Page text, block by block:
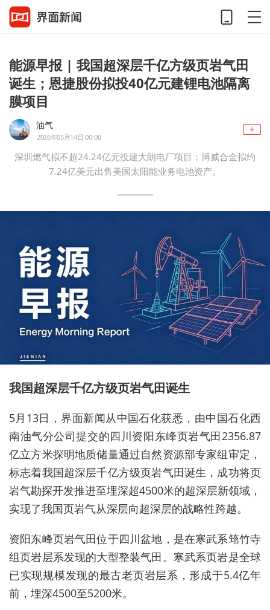
能源早报 | 我国超深层千亿方级页岩气田
诞生；恩捷股份拟投40亿元建锂电池隔离
膜项目
油气
2026年05月14日 00:00
深圳燃气拟不超24.24亿元投建大朗电厂项目；博威合金拟约
7.24亿美元出售美国太阳能业务电池资产。
我国超深层千亿方级页岩气田诞生
5月13日，界面新闻从中国石化获悉，由中国石化西
南油气分公司提交的四川资阳东峰页岩气田2356.87
亿立方米探明地质储量通过自然资源部专家组审定，
标志着我国超深层千亿方级页岩气田诞生，成功将页
岩气勘探开发推进至埋深超4500米的超深层新领域，
实现了我国页岩气从深层向超深层的战略性跨越。
资阳东峰页岩气田位于四川盆地，是在寒武系筇竹寺
组页岩层系发现的大型整装气田。寒武系页岩是全球
已实现规模发现的最古老页岩层系，形成于5.4亿年
前，埋深4500至5200米。